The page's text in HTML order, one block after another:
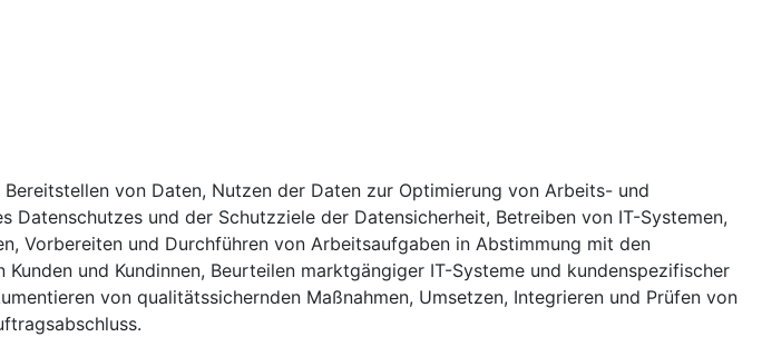
von Daten, Nutzen der Daten zur Optimierung von Arbeits- und
und der Schutzziele der Datensicherheit, Betreiben von IT-Systemen,
Vorbereiten und Durchführen von Arbeitsaufgaben in Abstimmung mit den
und Kundinnen, Beurteilen marktgängiger IT-Systeme und kundenspezifischer
von qualitätssichernden Maßnahmen, Umsetzen, Integrieren und Prüfen von